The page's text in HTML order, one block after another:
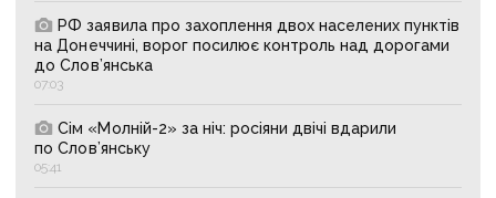
РФ заявила про захоплення двох населених пунктів
на Донеччині, ворог посилює контроль над дорогами
до Слов’янська
07:03
Сім «Молній-2» за ніч: росіяни двічі вдарили
по Слов’янську
05:41